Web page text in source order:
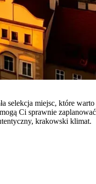
selekcja miejsc, które
Ci sprawnie
krakowski klimat.